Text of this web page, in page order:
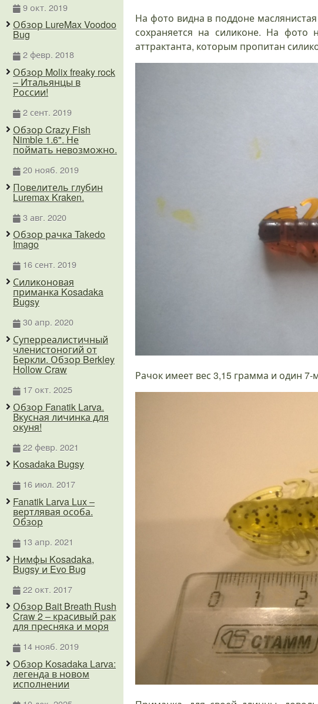
На фото видна в поддоне
сохраняется на силиконе. На
аттрактанта, которым пропитан
Рачок имеет вес 3,15 грамма и один
9 окт. 2019
Обзор LureMax Voodoo
Bug
2 февр. 2018
Обзор Molix freaky rock
– Итальянцы в
России!
2 сент. 2019
Обзор Crazy Fish
Nimble 1.6". Не
поймать невозможно.
20 нояб. 2019
Повелитель глубин
Luremax Kraken.
3 авг. 2020
Обзор рачка Takedo
Imago
16 сент. 2019
Силиконовая
приманка Kosadaka
Bugsy
30 апр. 2020
Суперреалистичный
членистоногий от
Беркли. Обзор Berkley
Hollow Craw
17 окт. 2025
Обзор Fanatik Larva.
Вкусная личинка для
окуня!
22 февр. 2021
Kosadaka Bugsy
16 июл. 2017
Fanatik Larva Lux –
вертлявая особа.
Обзор
13 апр. 2021
Нимфы Kosadaka,
Bugsy и Evo Bug
22 окт. 2017
Обзор Bait Breath Rush
Craw 2 – красивый рак
для пресняка и моря
14 нояб. 2019
Обзор Kosadaka Larva:
легенда в новом
исполнении